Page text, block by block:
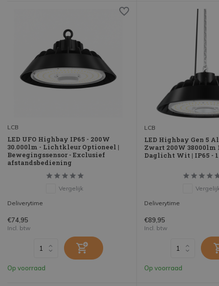
LCB
LED UFO Highbay IP65 - 200W
30.000lm - Lichtkleur Optioneel |
Bewegingssensor - Exclusief
afstandsbediening
Vergelijk
Deliverytime
€74,95
Incl. btw
Op voorraad
LCB
LED Highbay Gen 5
Zwart 200W 38000lm
Daglicht Wit | IP65 -
Deliverytime
€89,95
Incl. btw
Op voorraad